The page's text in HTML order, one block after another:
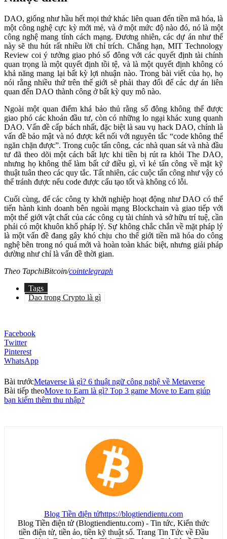
DAO, giống như hầu hết mọi thứ khác liên quan đến tiền mã hóa, là
một công nghệ cực kỳ mới mẻ, và ở một mức độ nào đó, nó là một
công nghệ mang tính cách mạng. Đương nhiên, các dự án như thế
này sẽ thu hút rất nhiều lời chỉ trích. Chẳng hạn, MIT Technology
Review coi ý tưởng giao phó số đông với các quyết định tài chính
quan trọng là một quyết định tồi tệ, và là một quyết định không có
khả năng mang lại bất kỳ lợi nhuận nào. Trong bài viết của họ, họ
nói rằng nhiều thứ trên thế giới sẽ phải thay đổi để các dự án liên
quan đến DAO thành công ở bất kỳ quy mô nào.
Ngoài một quan điểm khá bảo thủ rằng số đông không thể được
giao phó các khoản đầu tư, còn có những lo ngại khác xung quanh
DAO. Vấn đề cấp bách nhất, đặc biệt là sau vụ hack DAO, chính là
vấn đề bảo mật và nó được kết nối với nguyên tắc “code không thể
ngăn chặn được”. Trong cuộc tấn công, các nhà quan sát và nhà đầu
tư đã theo dõi một cách bất lực khi tiền bị rút ra khỏi The DAO,
nhưng họ không thể làm bất cứ điều gì, vì kẻ tấn công về mặt kỹ
thuật tuân theo các quy tắc. Tất nhiên, các cuộc tấn công như vậy có
thể tránh được nếu code được cấu tạo tốt và không có lỗi.
Cuối cùng, để các công ty khởi nghiệp hoạt động như DAO có thể
tiến hành kinh doanh bên ngoài mạng Blockchain và giao tiếp với
một thế giới vật chất của các công cụ tài chính và sở hữu trí tuệ, cần
phải có một khuôn khổ pháp lý. Sự không chắc chắn về mặt pháp lý
là một vấn đề đang gây khó chịu cho thế giới tiền mã hóa do công
nghệ bên trong nó quá mới và hoàn toàn khác biệt, nhưng giải pháp
dường như chỉ là vấn đề thời gian.
Theo TapchiBitcoin/cointelegraph
Tags
Dao trong Crypto là gì
Facebook
Twitter
Pinterest
WhatsApp
Bài trướcMetaverse là gì? 6 thuật ngữ công nghệ về Metaverse
Bài tiếp theoMove to Earn là gì? Top 3 game Move to Earn giúp
bạn kiếm thêm thu nhập?
Blog Tiền điện tửhttps://blogtiendientu.com
Blog Tiền điện tử (Blogtiendientu.com) - Tin tức, Kiến thức
tiền điện tử, tiền ảo, tiền kỹ thuật số. Trang Tin Tức về Đầu